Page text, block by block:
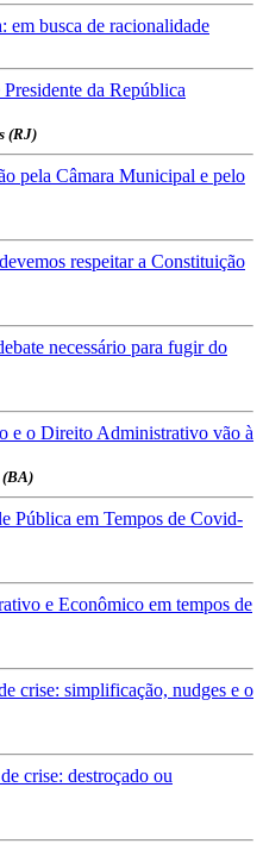
em busca de racionalidade
da República
(RJ)
pela Câmara Municipal e pelo
respeitar a Constituição
necessário para fugir do
e o Direito Administrativo vão à
(BA)
Pública em Tempos de Covid-
e Econômico em tempos de
crise: simplificação, nudges e o
crise: destroçado ou